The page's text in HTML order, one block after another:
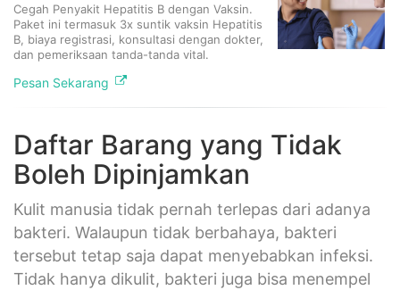
Cegah Penyakit Hepatitis B dengan Vaksin.
Paket ini termasuk 3x suntik vaksin Hepatitis
B, biaya registrasi, konsultasi dengan dokter,
dan pemeriksaan tanda-tanda vital.
Pesan Sekarang
Daftar Barang yang Tidak
Boleh Dipinjamkan
Kulit manusia tidak pernah terlepas dari adanya
bakteri. Walaupun tidak berbahaya, bakteri
tersebut tetap saja dapat menyebabkan infeksi.
Tidak hanya dikulit, bakteri juga bisa menempel